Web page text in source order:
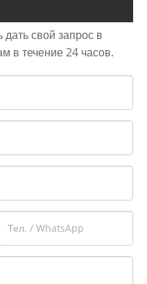
свой запрос в
в течение 24 часов.